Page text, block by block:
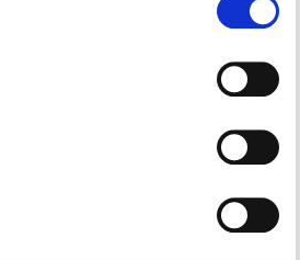
til landet og bruger
Sydafrika estimerede en
som følge af VM i
har haft travlt med at